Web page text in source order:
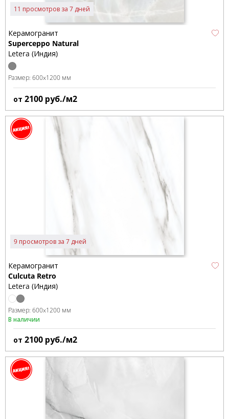
11 просмотров за 7 дней
Керамогранит
Superceppo Natural
Letera (Индия)
Размер: 600x1200 мм
от 2100 руб./м2
9 просмотров за 7 дней
Керамогранит
Culcuta Retro
Letera (Индия)
Размер: 600x1200 мм
В наличии
от 2100 руб./м2